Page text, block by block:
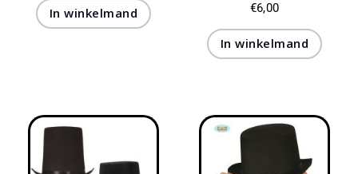
In winkelmand €6,00
In winkelmand